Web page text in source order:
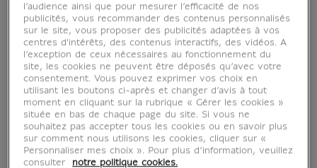
l’audience ainsi que pour mesurer l’efficacité de nos
publicités, vous recommander des contenus personnalisés
sur le site, vous proposer des publicités adaptées à vos
centres d'intérêts, des contenus interactifs, des vidéos. A
l’exception de ceux nécessaires au fonctionnement du
site, les cookies ne peuvent être déposés qu’avec votre
consentement. Vous pouvez exprimer vos choix en
utilisant les boutons ci-après et changer d’avis à tout
moment en cliquant sur la rubrique « Gérer les cookies »
située en bas de chaque page du site. Si vous ne
souhaitez pas accepter tous les cookies ou en savoir plus
sur comment nous utilisons les cookies, cliquer sur «
Personnaliser mes choix ». Pour plus d’information, veuillez
consulter
notre politique cookies.